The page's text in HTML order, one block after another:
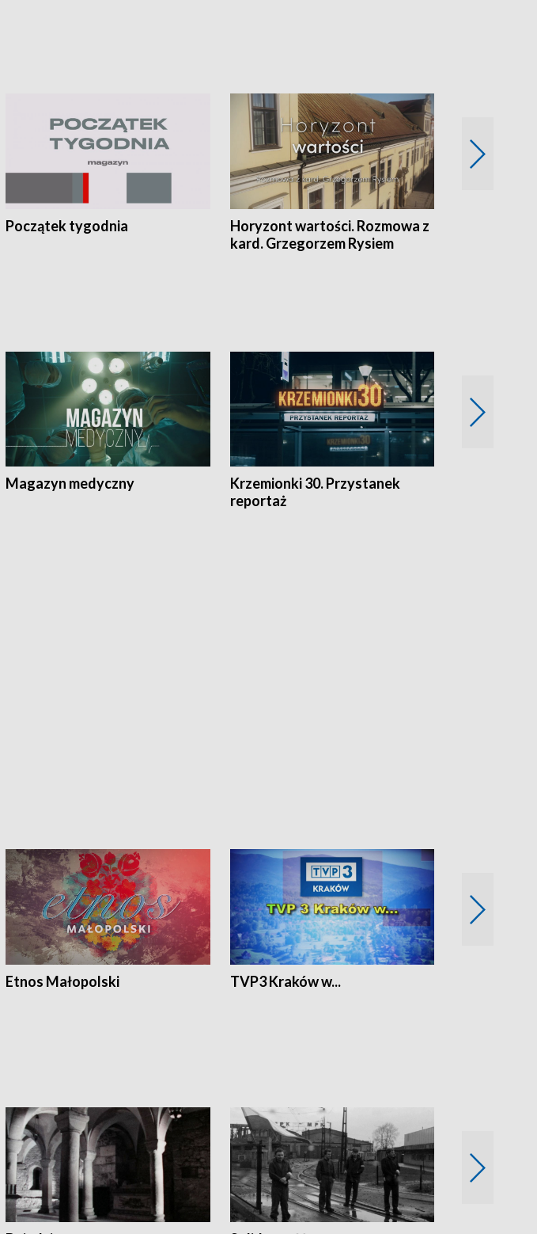
Początek tygodnia
Horyzont wartości. Rozmowa z
kard. Grzegorzem Rysiem
Magazyn medyczny
Krzemionki 30. Przystanek
reportaż
Etnos Małopolski TVP3 Kraków w...